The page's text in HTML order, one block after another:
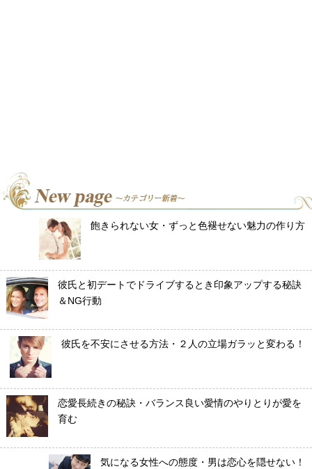
飽きられない女・ずっと色褪せない魅力の作り方
彼氏と初デートでドライブするとき印象アップする秘訣
＆NG行動
彼氏を不安にさせる方法・２人の立場ガラッと変わる！
恋愛長続きの秘訣・バランス良い愛情のやりとりが愛を
育む
気になる女性への態度・男は恋心を隠せない！